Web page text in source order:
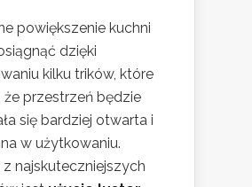
powiększenie kuchni
dzięki
kilku trików, które
że przestrzeń będzie
się bardziej otwarta i
w użytkowaniu.
najskuteczniejszych